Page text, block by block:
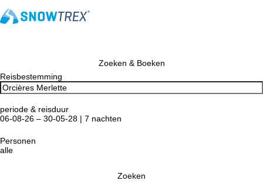
Zoeken & Boeken
Reisbestemming
periode & reisduur
06-08-26 – 30-05-28 | 7 nachten
Personen
alle
Zoeken